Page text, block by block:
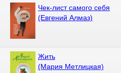
Чек-лист самого себя
(Евгений Алмаз)
Жить
(Мария Метлицкая)